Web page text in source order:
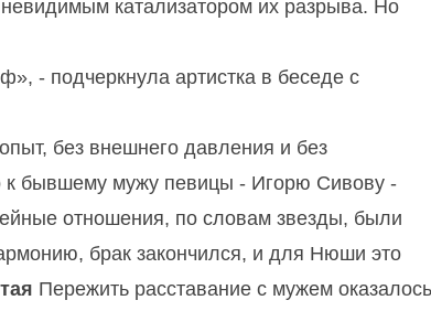
катализатором их разрыва. Но
- подчеркнула артистка в беседе с
без внешнего давления и без
к бывшему мужу певицы - Игорю Сивову -
отношения, по словам звезды, были
брак закончился, и для Нюши это
Пережить расставание с мужем оказалось